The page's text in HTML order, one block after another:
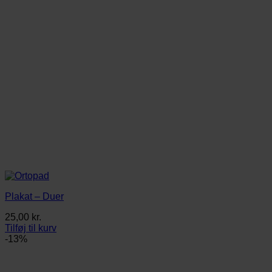
Plakat – Duer
25,00 kr.
Tilføj til kurv
-13%